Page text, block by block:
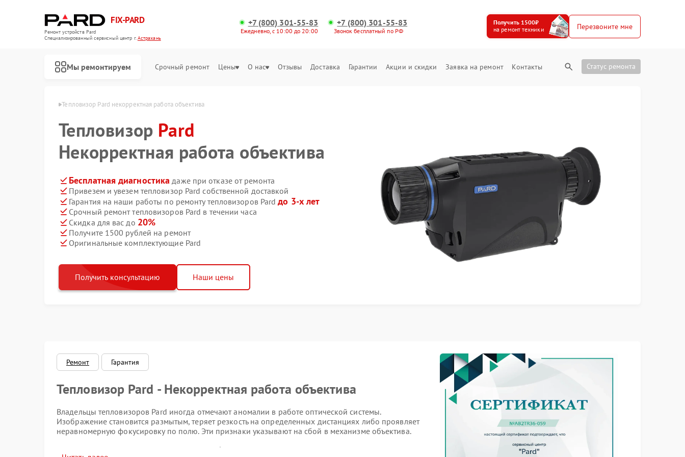
FIX-PARD
Ремонт устройств Pard
Специализированный cервисный центр г.Астрахань
+7 (800) 301-55-83
Ежедневно, с 10:00 до 20:00
+7 (800) 301-55-83
Звонок бесплатный по РФ
Получить 1500₽
на ремонт техники
Перезвоните мне
Мы ремонтируем Срочный ремонт Цены О нас Отзывы Доставка Гарантии Акции и скидки Заявка на ремонт Контакты Статус ремонта
Pard в Астрахани Тепловизор Pard некорректная работа объектива
Тепловизор Pard
Некорректная работа объектива
Бесплатная диагностика даже при отказе от ремонта
Привезем и увезем тепловизор Pard собственной доставкой
Гарантия на наши работы по ремонту тепловизоров Pardдо 3-х лет
Срочный ремонт тепловизоров Pard в течении часа
Скидка для вас до 20%
Получите 1500 рублей на ремонт
Оригинальные комплектующие Pard
Получить консультацию Наши цены
Ремонт Гарантия
Тепловизор Pard - Некорректная работа объектива
Владельцы тепловизоров Pard иногда отмечают аномалии в работе оптической системы.
Изображение становится размытым, теряет резкость на определенных дистанциях либо проявляет
неравномерную фокусировку по полю. Эти признаки указывают на сбой в механизме объектива.
Потенциальные причины сбоя